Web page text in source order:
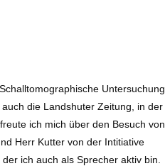
Untersuchung
die Landshuter Zeitung, in der
ich mich über den Besuch von
Herr Kutter von der Intitiative
ich auch als Sprecher aktiv bin.